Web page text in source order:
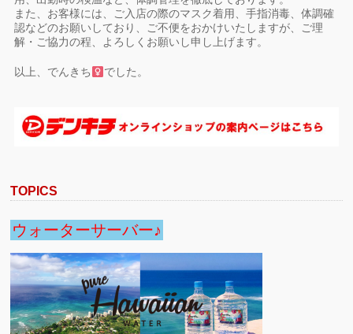
また、お客様には、ご入店の際のマスク着用、手指消毒、体調確
認などのお願いしており、ご不便をおかけいたしますが、ご理
解・ご協力の程、よろしくお願いし申し上げます。
以上、でんきち でした。
TOPICS
ウォーターサーバー♪